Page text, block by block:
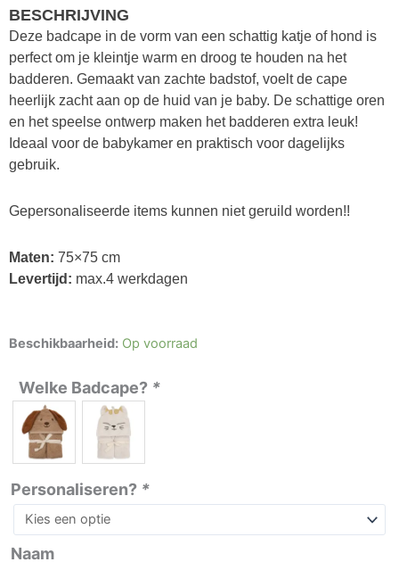
was:
€17,99.
is:
€9,99.
BESCHRIJVING
Deze badcape in de vorm van een schattig katje of hond is
perfect om je kleintje warm en droog te houden na het
badderen. Gemaakt van zachte badstof, voelt de cape
heerlijk zacht aan op de huid van je baby. De schattige oren
en het speelse ontwerp maken het badderen extra leuk!
Ideaal voor de babykamer en praktisch voor dagelijks
gebruik.
Gepersonaliseerde items kunnen niet geruild worden!!
Maten: 75×75 cm
Levertijd: max.4 werkdagen
Beschikbaarheid: Op voorraad
Welke Badcape? *
Personaliseren? *
Naam
Badcape
Dog
Charlie